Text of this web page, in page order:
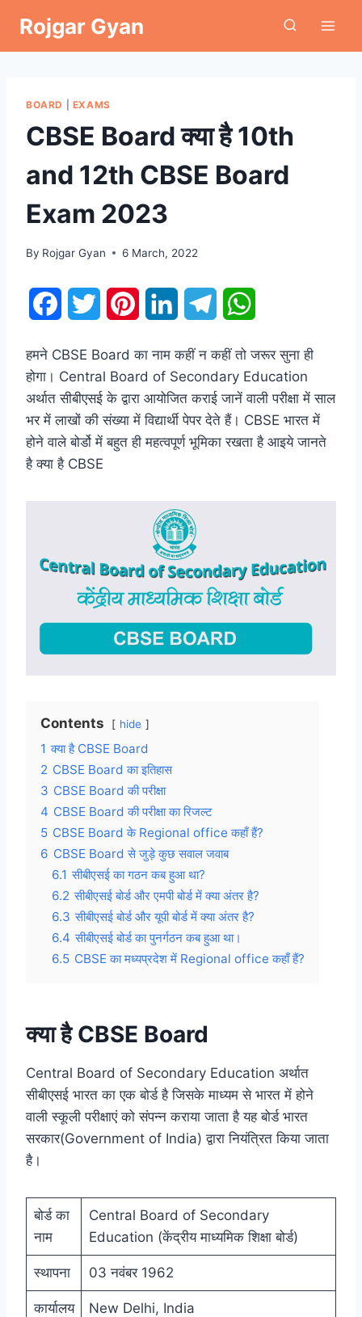
content
Rojgar Gyan
BOARD EXAMS
CBSE Board क्या है 10th
and 12th CBSE Board
Exam 2023
By Rojgar Gyan 6 March, 2022
c
e
b
o
t
t
e
n
t
e
t
k
e
n
l
e
a
t
s
हमने CBSE Board का नाम कहीं न कहीं तो जरूर सुना ही
होगा। Central Board of Secondary Education
अर्थात सीबीएसई के द्वारा आयोजित कराई जानें वाली परीक्षा में साल
भर में लाखों की संख्या में विद्यार्थी पेपर देते हैं। CBSE भारत में
होने वाले बोर्डो में बहुत ही महत्वपूर्ण भूमिका रखता है आइये जानते
है क्या है CBSE
Contents hide
1 क्या है CBSE Board
2 CBSE Board का इतिहास
3 CBSE Board की परीक्षा
4 CBSE Board की परीक्षा का रिजल्ट
5 CBSE Board के Regional office कहाँ हैं?
6 CBSE Board से जुड़े कुछ सवाल जवाब
6.1 सीबीएसई का गठन कब हुआ था?
6.2 सीबीएसई बोर्ड और एमपी बोर्ड में क्या अंतर है?
6.3 सीबीएसई बोर्ड और यूपी बोर्ड में क्या अंतर है?
6.4 सीबीएसई बोर्ड का पुनर्गठन कब हुआ था।
6.5 CBSE का मध्यप्रदेश में Regional office कहाँ हैं?
क्या है CBSE Board
Central Board of Secondary Education अर्थात
सीबीएसई भारत का एक बोर्ड है जिसके माध्यम से भारत में होने
वाली स्कूली परीक्षाएं को संपन्न कराया जाता है यह बोर्ड भारत
सरकार(Government of India) द्वारा नियंत्रित किया जाता
है।
बोर्ड का
नाम
Central Board of Secondary
Education (केंद्रीय माध्यमिक शिक्षा बोर्ड)
स्थापना 03 नवंबर 1962
कार्यालय New Delhi, India